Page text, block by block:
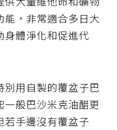
，非常適合多日大
身體淨化和促進代
用自製的覆盆子巴
般巴沙米克油醋更
若手邊沒有覆盆子